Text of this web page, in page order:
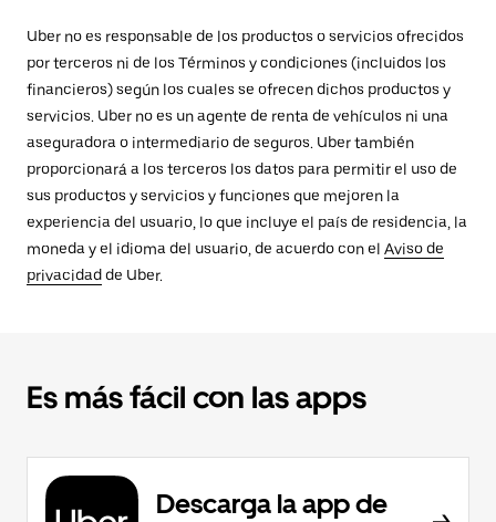
Uber no es responsable de los productos o servicios ofrecidos
por terceros ni de los Términos y condiciones (incluidos los
financieros) según los cuales se ofrecen dichos productos y
servicios. Uber no es un agente de renta de vehículos ni una
aseguradora o intermediario de seguros. Uber también
proporcionará a los terceros los datos para permitir el uso de
sus productos y servicios y funciones que mejoren la
experiencia del usuario, lo que incluye el país de residencia, la
moneda y el idioma del usuario, de acuerdo con el Aviso de
privacidad de Uber.
Es más fácil con las apps
Descarga la app de